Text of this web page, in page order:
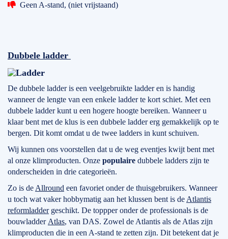
Geen A-stand, (niet vrijstaand)
Dubbele ladder
De dubbele ladder is een veelgebruikte ladder en is handig
wanneer de lengte van een enkele ladder te kort schiet. Met een
dubbele ladder kunt u een hogere hoogte bereiken. Wanneer u
klaar bent met de klus is een dubbele ladder erg gemakkelijk op te
bergen. Dit komt omdat u de twee ladders in kunt schuiven.
Wij kunnen ons voorstellen dat u de weg eventjes kwijt bent met
al onze klimproducten. Onze populaire dubbele ladders zijn te
onderscheiden in drie categorieën.
Zo is de Allround een favoriet onder de thuisgebruikers. Wanneer
u toch wat vaker hobbymatig aan het klussen bent is de Atlantis
reformladdergeschikt. De toppper onder de professionals is de
bouwladder Atlas, van DAS. Zowel de Atlantis als de Atlas zijn
klimproducten die in een A-stand te zetten zijn. Dit betekent dat je